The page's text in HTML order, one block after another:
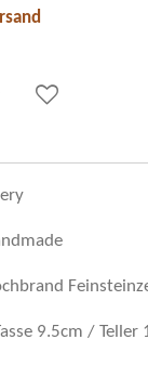
9.5cm / Teller